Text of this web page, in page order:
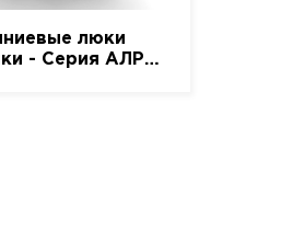
люки
- Серия АЛР